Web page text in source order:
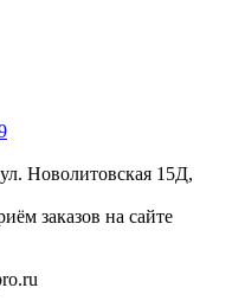
Новолитовская 15Д,
заказов на сайте